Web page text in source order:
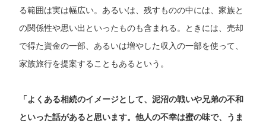
る範囲は実は幅広い。あるいは、残すものの中には、家族と
の関係性や思い出といったものも含まれる。ときには、売却
で得た資金の一部、あるいは増やした収入の一部を使って、
家族旅行を提案することもあるという。
「よくある相続のイメージとして、泥沼の戦いや兄弟の不和
といった話があると思います。他人の不幸は蜜の味で、うま